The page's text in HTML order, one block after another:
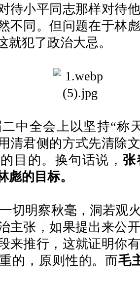
待小平同志那样对待
不同。但问题在于林
就犯了政治大忌。
中全会上以坚持“称
清君侧的方式先清除
目的。换句话说，张
彪的目标。
切明察秋毫，洞若观
主张，如果提出来公
来推行，这就证明你
的，原则性的。而毛